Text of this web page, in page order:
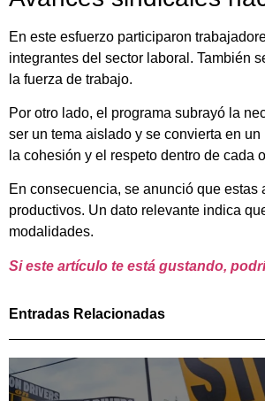
En este esfuerzo participaron
integrantes del sector laboral. También
la fuerza de trabajo.
Por otro lado, el programa subrayó la
ser un tema aislado y se convierta en
la cohesión y el respeto dentro de cada
En consecuencia, se anunció que
productivos. Un dato relevante indica
modalidades.
Si este artículo te está gustando,
Entradas Relacionadas